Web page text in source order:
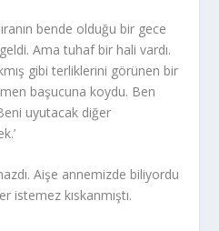
bende olduğu bir gece
Ama tuhaf bir hali vardı.
gibi terliklerini görünen bir
başucuna koydu. Ben
uyutacak diğer
Aişe annemizde biliyordu
istemez kıskanmıştı.